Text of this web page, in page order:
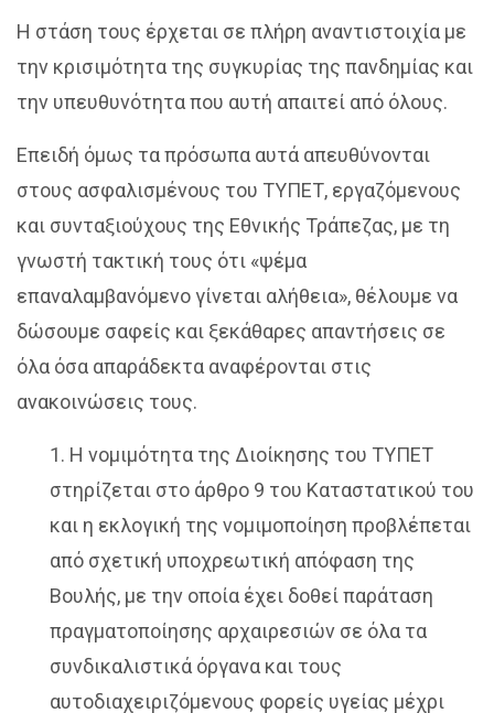
Η στάση τους έρχεται σε πλήρη αναντιστοιχία με
την κρισιμότητα της συγκυρίας της πανδημίας και
την υπευθυνότητα που αυτή απαιτεί από όλους.
Επειδή όμως τα πρόσωπα αυτά απευθύνονται
στους ασφαλισμένους του ΤΥΠΕΤ, εργαζόμενους
και συνταξιούχους της Εθνικής Τράπεζας, με τη
γνωστή τακτική τους ότι «ψέμα
επαναλαμβανόμενο γίνεται αλήθεια», θέλουμε να
δώσουμε σαφείς και ξεκάθαρες απαντήσεις σε
όλα όσα απαράδεκτα αναφέρονται στις
ανακοινώσεις τους.
1. Η νομιμότητα της Διοίκησης του ΤΥΠΕΤ
στηρίζεται στο άρθρο 9 του Καταστατικού του
και η εκλογική της νομιμοποίηση προβλέπεται
από σχετική υποχρεωτική απόφαση της
Βουλής, με την οποία έχει δοθεί παράταση
πραγματοποίησης αρχαιρεσιών σε όλα τα
συνδικαλιστικά όργανα και τους
αυτοδιαχειριζόμενους φορείς υγείας μέχρι